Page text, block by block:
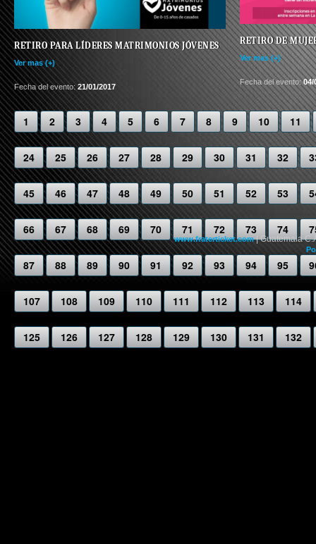
RETIRO PARA LÍDERES MATRIMONIOS JÓVENES
Ver mas (+)
Fecha del evento:21/01/2017
RETIRO DE
Ver mas (+)
Fecha del evento:04/
1 2 3 4 5 6 7 8 9 10 11
24 25 26 27 28 29 30 31 32
45 46 47 48 49 50 51 52 53
66 67 68 69 70 71 72 73 74
87 88 89 90 91 92 93 94 95
107 108 109 110 111 112 113 114
125 126 127 128 129 130 131 132
www.fraterticket.com | Guatemala